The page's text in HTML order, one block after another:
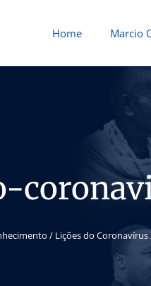
Home Marcio
/ Lições do Coronavírus